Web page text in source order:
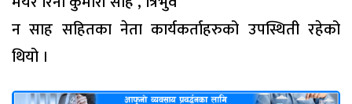
न साह सहितका नेता कार्यकर्ताहरुको उपस्थिती रहेको
थियो ।